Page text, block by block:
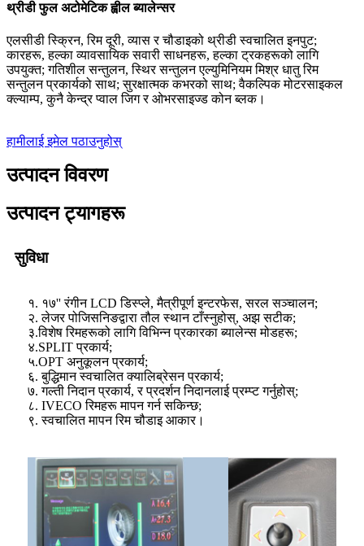
थ्रीडी फुल अटोमेटिक ह्वील ब्यालेन्सर
एलसीडी स्क्रिन, रिम दूरी, व्यास र चौडाइको थ्रीडी स्वचालित इनपुट;
कारहरू, हल्का व्यावसायिक सवारी साधनहरू, हल्का ट्रकहरूको लागि
उपयुक्त; गतिशील सन्तुलन, स्थिर सन्तुलन एल्युमिनियम मिश्र धातु रिम
सन्तुलन प्रकार्यको साथ; सुरक्षात्मक कभरको साथ; वैकल्पिक मोटरसाइकल
क्ल्याम्प, कुनै केन्द्र प्वाल जिग र ओभरसाइज्ड कोन ब्लक।
हामीलाई इमेल पठाउनुहोस्
उत्पादन विवरण
उत्पादन ट्यागहरू
सुविधा
१. १७'' रंगीन LCD डिस्प्ले, मैत्रीपूर्ण इन्टरफेस, सरल सञ्चालन;
२. लेजर पोजिसनिङद्वारा तौल स्थान टाँस्नुहोस्, अझ सटीक;
३.विशेष रिमहरूको लागि विभिन्न प्रकारका ब्यालेन्स मोडहरू;
४.SPLIT प्रकार्य;
५.OPT अनुकूलन प्रकार्य;
६. बुद्धिमान स्वचालित क्यालिब्रेसन प्रकार्य;
७. गल्ती निदान प्रकार्य, र प्रदर्शन निदानलाई प्रम्प्ट गर्नुहोस्;
८. IVECO रिमहरू मापन गर्न सकिन्छ;
९. स्वचालित मापन रिम चौडाइ आकार।